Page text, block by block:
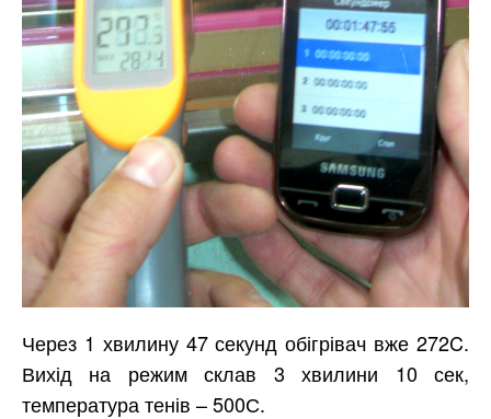
Через 1 хвилину 47 секунд обігрівач вже 272C.
Вихід на режим склав 3 хвилини 10 сек,
температура тенів – 500С.